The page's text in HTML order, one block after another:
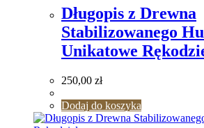
Długopis z Drewna
Stabilizowanego
Unikatowe
250,00 zł
Dodaj do koszyka